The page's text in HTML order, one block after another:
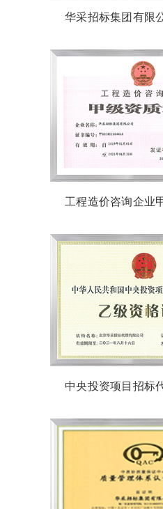
华采招标集团有限
工程造价咨询企业
中央投资项目招标